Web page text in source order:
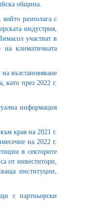
община.
разполага с
индустрия,
участват в
на климатичната
възстановяване
като през 2022 г.
информация
края на 2021 г.
на 2022 г.
в секторите
от инвеститори,
институции,
с партньорски